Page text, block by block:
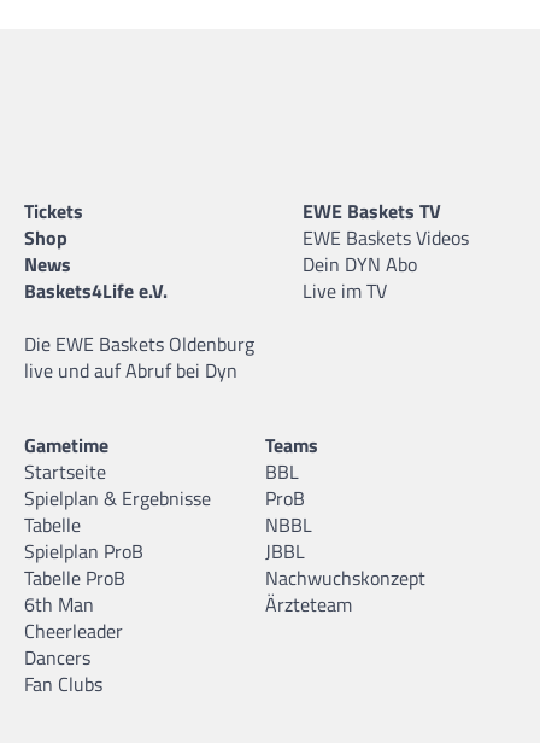
Tickets
Shop
News
Baskets4Life e.V.
Die EWE Baskets Oldenburg
live und auf Abruf bei Dyn
EWE Baskets TV
EWE Baskets Videos
Dein DYN Abo
Live im TV
Gametime
Startseite
Spielplan & Ergebnisse
Tabelle
Spielplan ProB
Tabelle ProB
6th Man
Cheerleader
Dancers
Fan Clubs
Teams
BBL
ProB
NBBL
JBBL
Nachwuchskonzept
Ärzteteam